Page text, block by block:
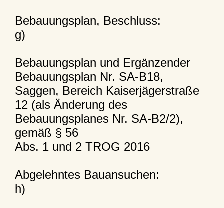
Bebauungsplan, Beschluss:
g)
Bebauungsplan und Ergänzender
Bebauungsplan Nr. SA-B18,
Saggen, Bereich Kaiserjägerstraße
12 (als Änderung des
Bebauungsplanes Nr. SA-B2/2),
gemäß § 56
Abs. 1 und 2 TROG 2016
Abgelehntes Bauansuchen:
h)